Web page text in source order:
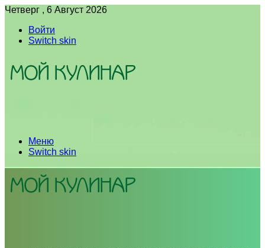
Четверг , 6 Август 2026
Войти
Switch skin
Меню
Switch skin